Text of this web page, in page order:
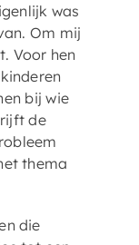
was
Om mij
Voor hen
bij wie
de
thema
die